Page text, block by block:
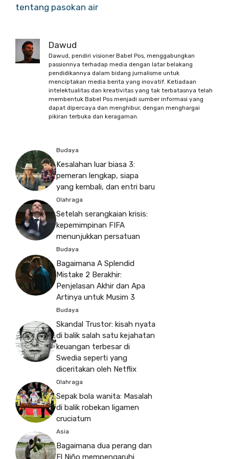
tentang pasokan air
Dawud
Dawud, pendiri visioner Babel Pos, menggabungkan
passionnya terhadap media dengan latar belakang
pendidikannya dalam bidang jurnalisme untuk
menciptakan media berita yang inovatif. Ketiadaan
intelektualitas dan kreativitas yang tak terbatasnya telah
membentuk Babel Pos menjadi sumber informasi yang
dapat dipercaya dan menghibur, dengan menghargai
pikiran terbuka dan keragaman.
Budaya
Kesalahan luar biasa 3:
pemeran lengkap, siapa
yang kembali, dan entri baru
Olahraga
Setelah serangkaian krisis:
kepemimpinan FIFA
menunjukkan persatuan
Budaya
Bagaimana A Splendid
Mistake 2 Berakhir:
Penjelasan Akhir dan Apa
Artinya untuk Musim 3
Budaya
Skandal Trustor: kisah nyata
di balik salah satu kejahatan
keuangan terbesar di
Swedia seperti yang
diceritakan oleh Netflix
Olahraga
Sepak bola wanita: Masalah
di balik robekan ligamen
cruciatum
Asia
Bagaimana dua perang dan
El Niño mempengaruhi